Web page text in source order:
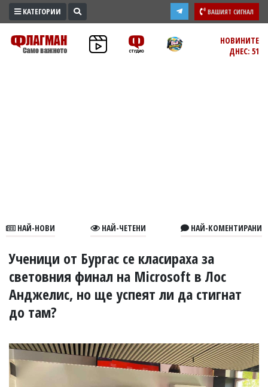
ПРОМО
ЗОНА
В
УКРАЙНА
СПОРТ
РАЗСЛЕДВАНЕ
ЮГ
Управители:
КАТЕГОРИИ ВАШИЯТ СИГНАЛ
НОВИНИТЕ
ДНЕС: 51
НАЙ-НОВИ НАЙ-ЧЕТЕНИ НАЙ-КОМЕНТИРАНИ
Ученици от Бургас се класираха за
световния финал на Microsoft в Лос
Анджелис, но ще успеят ли да стигнат
до там?